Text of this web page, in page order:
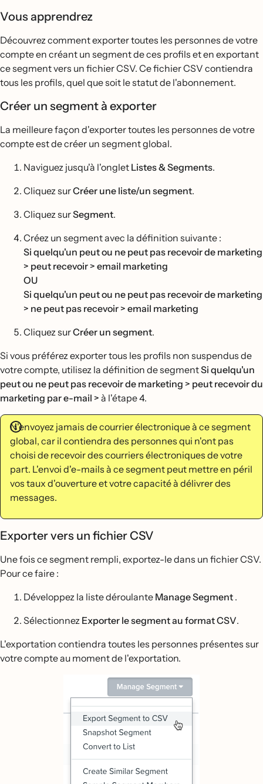
Vous apprendrez
Découvrez comment exporter toutes les personnes de votre
compte en créant un segment de ces profils et en exportant
ce segment vers un fichier CSV. Ce fichier CSV contiendra
tous les profils, quel que soit le statut de l'abonnement.
Créer un segment à exporter
La meilleure façon d'exporter toutes les personnes de votre
compte est de créer un segment global.
Naviguez jusqu'à l'onglet Listes & Segments.
Cliquez surCréer une liste/un segment.
Cliquez surSegment.
Créez un segment avec la définition suivante :
Si quelqu'un peut ou ne peut pas recevoir de marketing
> peut recevoir > email marketing
OU
Si quelqu'un peut ou ne peut pas recevoir de marketing
> ne peut pas recevoir > email marketing
Cliquez surCréer un segment.
Si vous préférez exporter tous les profils non suspendus de
votre compte, utilisez la définition de segmentSi quelqu'un
peut ou ne peut pas recevoir de marketing > peut recevoir du
marketing par e-mail > à l'étape 4.
N'envoyez jamais de courrier électronique à ce segment
global, car il contiendra des personnes qui n'ont pas
choisi de recevoir des courriers électroniques de votre
part. L'envoi d'e-mails à ce segment peut mettre en péril
vos taux d'ouverture et votre capacité à délivrer des
messages.
Exporter vers un fichier CSV
Une fois ce segment rempli, exportez-le dans un fichier CSV.
Pour ce faire :
Développez la liste déroulante Manage Segment .
Sélectionnez Exporter le segment au format CSV.
L'exportation contiendra toutes les personnes présentes sur
votre compte au moment de l'exportation.